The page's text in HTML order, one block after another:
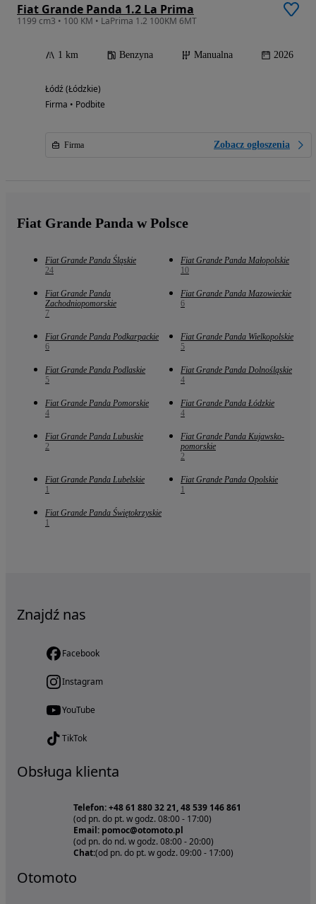
Fiat Grande Panda 1.2 La Prima
1199 cm3 • 100 KM • LaPrima 1.2 100KM 6MT
1 km Benzyna Manualna 2026
Łódź (Łódzkie)
Firma • Podbite
Firma Zobacz ogłoszenia
Fiat Grande Panda w Polsce
Fiat Grande Panda Śląskie
24
Fiat Grande Panda Małopolskie
10
Fiat Grande Panda
Zachodniopomorskie
7
Fiat Grande Panda Mazowieckie
6
Fiat Grande Panda Podkarpackie
6
Fiat Grande Panda Wielkopolskie
5
Fiat Grande Panda Podlaskie
5
Fiat Grande Panda Dolnośląskie
4
Fiat Grande Panda Pomorskie
4
Fiat Grande Panda Łódzkie
4
Fiat Grande Panda Lubuskie
2
Fiat Grande Panda Kujawsko-
pomorskie
2
Fiat Grande Panda Lubelskie
1
Fiat Grande Panda Opolskie
1
Fiat Grande Panda Świętokrzyskie
1
Znajdź nas
Facebook
Instagram
YouTube
TikTok
Obsługa klienta
Telefon: +48 61 880 32 21, 48 539 146 861
(od pn. do pt. w godz. 08:00 - 17:00)
Email: pomoc@otomoto.pl
(od pn. do nd. w godz. 08:00 - 20:00)
Chat:(od pn. do pt. w godz. 09:00 - 17:00)
Otomoto